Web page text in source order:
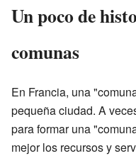
Un poco de
comunas
En Francia, una
pequeña ciudad. A
para formar una
mejor los recursos y